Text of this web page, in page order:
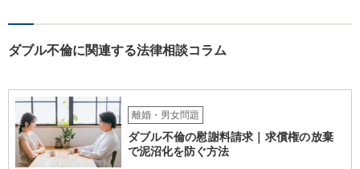
は、法的には別の議論ではありますが、事実上の繋がりがないわけで
負担割合が高くなり、婚約破棄の慰謝料も払う必要が生じるという可
能性もないわけではありません。 ただし、法律上重婚は認められてい
ないので、既婚者同士の婚約が成立するかといわれると、成立しない
と判断される可能性の方が高いと思われます。 ３について 和解をする
際には、清算条項という定めを設けることがほとんどです。 清算条項
ダブル不倫に関連する法律相談コラム
離婚・男女問題
ダブル不倫の慰謝料請求｜求償権の放棄
で泥沼化を防ぐ方法